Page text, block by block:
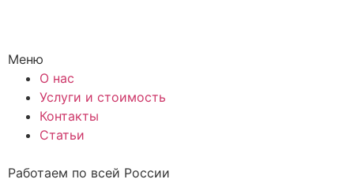
Меню
О нас
Услуги и стоимость
Контакты
Статьи
Работаем по всей России